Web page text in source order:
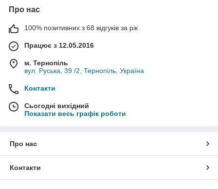
Про нас
100% позитивних з 68 відгуків за рік
Працює з 12.05.2016
м. Тернопіль
вул. Руська, 39 /2, Тернопіль, Україна
Контакти
Сьогодні вихідний
Показати весь графік роботи
Про нас
Контакти